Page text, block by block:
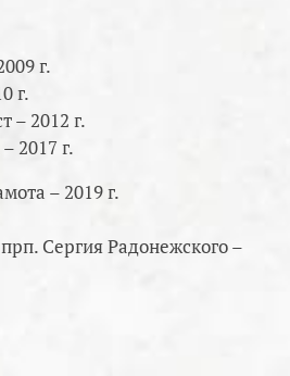
г.
г.
– 2012 г.
2017 г.
– 2019 г.
Сергия Радонежского –